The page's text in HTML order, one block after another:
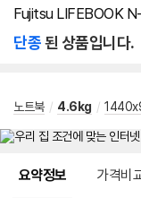
Fujitsu LIFEBOOK
단종된 상품입니다.
노트북 / 4.6kg /
요약정보 가격비